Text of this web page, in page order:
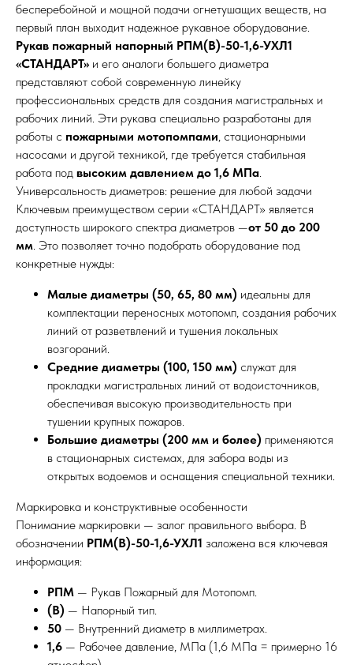
бесперебойной и мощной подачи огнетушащих веществ, на
первый план выходит надежное рукавное оборудование.
Рукав пожарный напорный РПМ(В)-50-1,6-УХЛ1
«СТАНДАРТ» и его аналоги большего диаметра
представляют собой современную линейку
профессиональных средств для создания магистральных и
рабочих линий. Эти рукава специально разработаны для
работы с пожарными мотопомпами , стационарными
насосами и другой техникой, где требуется стабильная
работа под высоким давлением до 1,6 МПа
Универсальность диаметров: решение для любой задачи
Ключевым преимуществом серии «СТАНДАРТ» является
доступность широкого спектра диаметров —от 50 до 200
мм . Это позволяет точно подобрать оборудование под
конкретные нужды:
Малые диаметры (50, 65, 80 мм) идеальны для
комплектации переносных мотопомп, создания рабочих
линий от разветвлений и тушения локальных
возгораний.
Средние диаметры (100, 150 мм) служат для
прокладки магистральных линий от водоисточников,
обеспечивая высокую производительность при
тушении крупных пожаров.
Большие диаметры (200 мм и более) применяются
в стационарных системах, для забора воды из
открытых водоемов и оснащения специальной техники.
Маркировка и конструктивные особенности
Понимание маркировки — залог правильного выбора. В
обозначении РПМ(В)-50-1,6-УХЛ1 заложена вся ключевая
информация:
РПМ — Рукав Пожарный для Мотопомп.
(В) — Напорный тип.
50 — Внутренний диаметр в миллиметрах.
1,6 — Рабочее давление, МПа (1,6 МПа = примерно 16